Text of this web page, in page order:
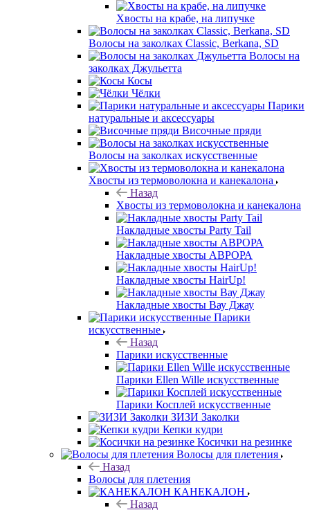
Хвосты на крабе, на липучке
Волосы на заколках Classic, Berkana, SD
Волосы на
заколках Джульетта
Косы
Чёлки
Парики
натуральные и аксессуары
Височные пряди
Волосы на заколках искусственные
Хвосты из термоволокна и канекалона
Назад
Хвосты из термоволокна и канекалона
Накладные хвосты Party Tail
Накладные хвосты АВРОРА
Накладные хвосты HairUp!
Накладные хвосты Вау Джау
Парики
искусственные
Назад
Парики искусственные
Парики Ellen Wille искусственные
Парики Косплей искусственные
ЗИЗИ Заколки
Кепки кудри
Косички на резинке
Волосы для плетения
Назад
Волосы для плетения
КАНЕКАЛОН
Назад